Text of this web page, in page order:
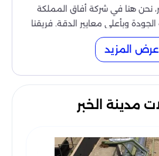
نحن هنا في شركة أفاق المملكة
وبأعلى معايير الدقة. فريقنا
واسعة في التعامل مع مختلف
لك نتائج مضمونة وحماية طويلة
للحصول على خدمة سريعة
وفعّالة في الخبر.
المملكة بوجود عمالة فلبينية
عرض المزيد
مدينة الخبر